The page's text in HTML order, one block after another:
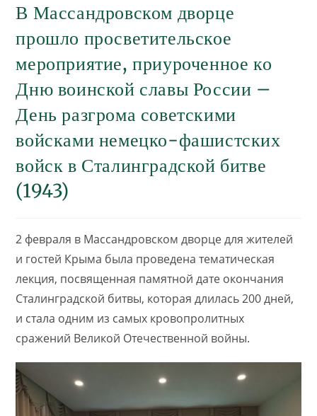
В Массандровском дворце
прошло просветительское
мероприятие, приуроченное ко
Дню воинской славы России –
День разгрома советскими
войсками немецко-фашистских
войск в Сталинградской битве
(1943)
2 февраля в Массандровском дворце для жителей
и гостей Крыма была проведена тематическая
лекция, посвященная памятной дате окончания
Сталинградской битвы, которая длилась 200 дней,
и стала одним из самых кровопролитных
сражений Великой Отечественной войны.